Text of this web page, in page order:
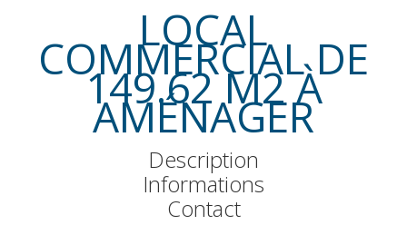
LOCAL
COMMERCIAL DE
149.62 M2 À
AMÉNAGER
Description
Informations
Contact